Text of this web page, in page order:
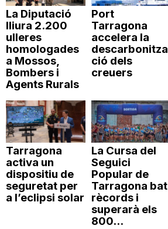
La Diputació
lliura 2.200
ulleres
homologades
a Mossos,
Bombers i
Agents Rurals
Port
Tarragona
accelera la
descarbonitza
ció dels
creuers
Tarragona
activa un
dispositiu de
seguretat per
a l’eclipsi solar
La Cursa del
Seguici
Popular de
Tarragona bat
rècords i
superarà els
800...